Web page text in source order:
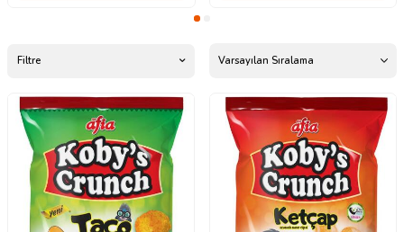
Filtre